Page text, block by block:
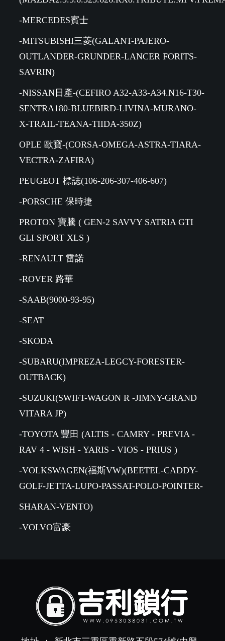
-MERCEDES賓士
-MITSUBISHI三菱(GALANT-PAJERO-
OUTLANDER-GRUNDER-LANCER FORITS-
SAVRIN)
-NISSAN日產-(CEFIRO A32-A33-A34.N16-T30-
SENTRA180-BLUEBIRD-LIVINA-MURANO-
X-TRAIL-TEANA-TIIDA-350Z)
OPLE 歐寶-(CORSA-OMEGA-ASTRA-TIARA-
VECTRA-ZAFIRA)
PEUGEOT 標誌(106-206-307-406-607)
-PORSCHE 保時捷
PROTON 寶騰 ( GEN-2 SAVVY SATRIA GTI
GLI SPORT XLS )
-RENAULT 雷諾
-ROVER 路華
-SAAB(9000-93-95)
-SEAT
-SKODA
-SUBARU(IMPREZA-LEGCY-FORESTER-
OUTBACK)
-SUZUKI(SWIFT-WAGON R -JIMNY-GRAND
VITARA JP)
-TOYOTA 豐田 (ALTIS - CAMRY - PREVIA -
RAV 4 - WISH - YARIS - VIOS - PRIUS )
-VOLKSWAGEN(福斯VW)(BEETEL-CADDY-
GOLF-JETTA-LUPO-PASSAT-POLO-POINTER-
SHARAN-VENTO)
-VOLVO富豪